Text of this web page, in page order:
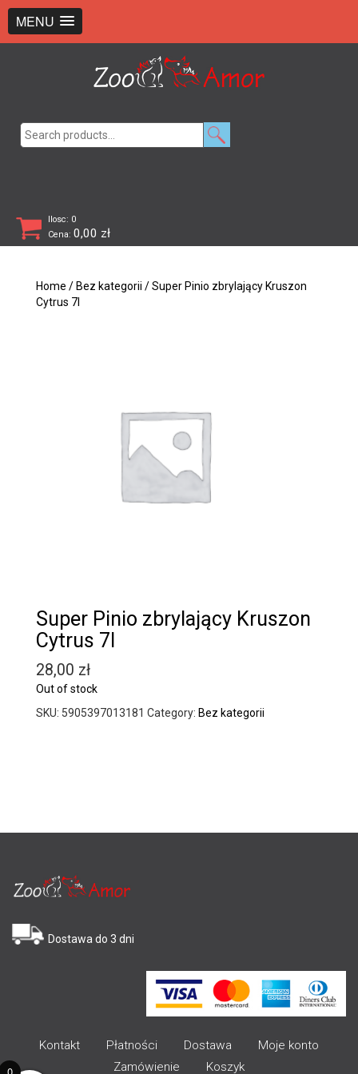
MENU
Ilosc: 0
Cena: 0,00 zł
Home / Bez kategorii / Super Pinio zbrylający Kruszon
Cytrus 7l
Super Pinio zbrylający Kruszon
Cytrus 7l
28,00 zł
Out of stock
SKU: 5905397013181 Category: Bez kategorii
Dostawa do 3 dni
Kontakt Płatności Dostawa
Moje konto
Zamówienie
Koszyk